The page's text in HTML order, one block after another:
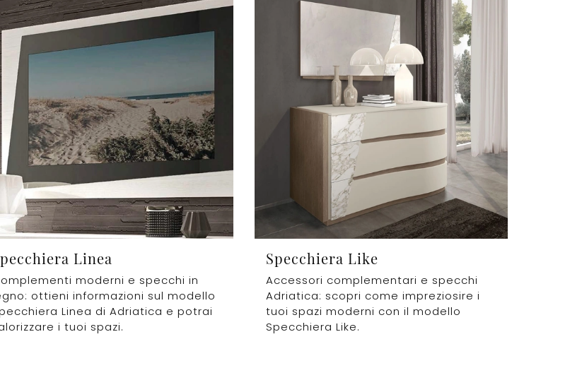
Linea
moderni e specchi in
ottieni informazioni sul modello
Linea di Adriatica e potrai
i tuoi spazi.
Specchiera Like
Accessori complementari e specchi
Adriatica: scopri come impreziosire i
tuoi spazi moderni con il modello
Specchiera Like.